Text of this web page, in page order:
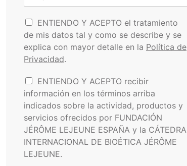
*
b
e
l
i
o
s
r
e
e
l
c
t
r
n
i
c
o
P
o
l
í
t
c
a
d
e
P
r
i
v
ENTIENDO Y ACEPTO el tratamiento
de mis datos tal y como se describe y se
explica con mayor detalle en la Política de
Privacidad.
I
n
f
o
r
m
a
c
i
ENTIENDO Y ACEPTO recibir
información en los términos arriba
indicados sobre la actividad, productos y
servicios ofrecidos por FUNDACIÓN
JÉRÔME LEJEUNE ESPAÑA y la CÁTEDRA
INTERNACIONAL DE BIOÉTICA JÉRÔME
LEJEUNE.